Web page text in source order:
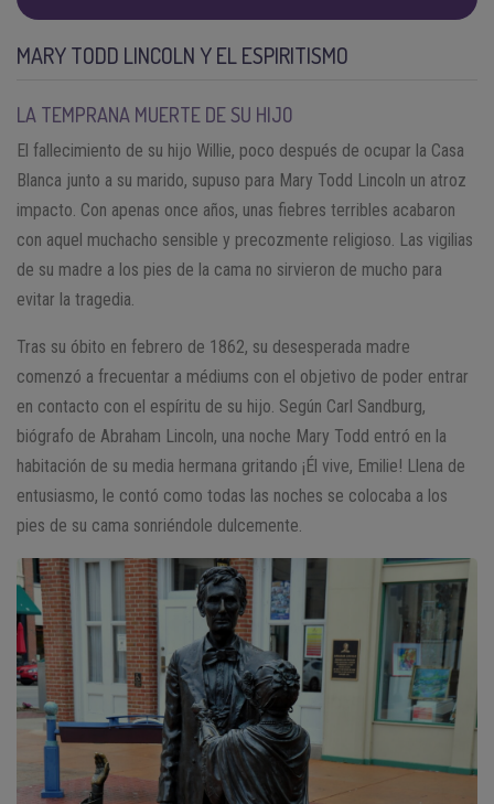
MARY TODD LINCOLN Y EL ESPIRITISMO
LA TEMPRANA MUERTE DE SU HIJO
El fallecimiento de su hijo Willie, poco después de ocupar la Casa
Blanca junto a su marido, supuso para Mary Todd Lincoln un atroz
impacto. Con apenas once años, unas fiebres terribles acabaron
con aquel muchacho sensible y precozmente religioso. Las vigilias
de su madre a los pies de la cama no sirvieron de mucho para
evitar la tragedia.
Tras su óbito en febrero de 1862, su desesperada madre
comenzó a frecuentar a médiums con el objetivo de poder entrar
en contacto con el espíritu de su hijo. Según Carl Sandburg,
biógrafo de Abraham Lincoln, una noche Mary Todd entró en la
habitación de su media hermana gritando ¡Él vive, Emilie! Llena de
entusiasmo, le contó como todas las noches se colocaba a los
pies de su cama sonriéndole dulcemente.